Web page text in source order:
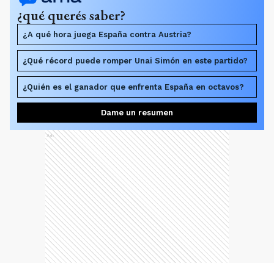
¿qué querés saber?
¿A qué hora juega España contra Austria?
¿Qué récord puede romper Unai Simón en este partido?
¿Quién es el ganador que enfrenta España en octavos?
Dame un resumen
Ads